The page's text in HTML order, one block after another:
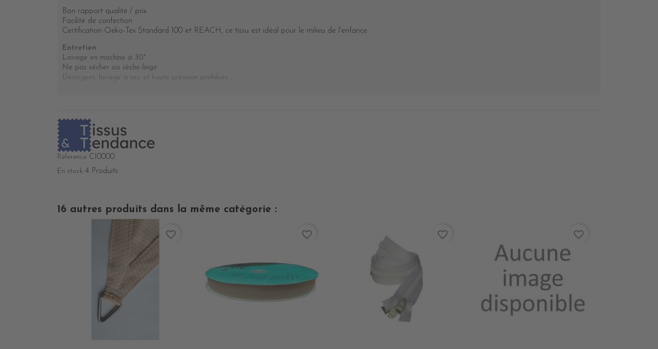
Bon rapport qualité / prix
Facilité de confection
Certification Oeko-Tex Standard 100 et REACH, ce tissu est idéal pour le milieu de l'enfance
Entretien
Lavage en machine à 30°
Ne pas sécher au sèche-linge
Détergent, lavage à sec et haute pression prohibés.
Référence CI0000
En stock 4 Produits
16 autres produits dans la même catégorie :
favorite_border favorite_border favorite_border favorite_border